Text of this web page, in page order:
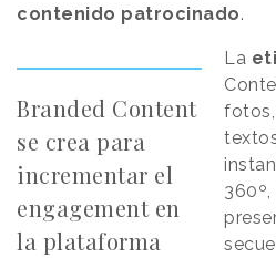
contenido patrocinado.
Branded Content
se crea para
incrementar el
engagement en
la plataforma
La
fotos,